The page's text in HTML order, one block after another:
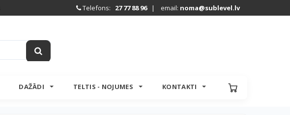
Telefons: 27 77 88 96| email: noma@sublevel.lv
DAŽĀDI TELTIS - NOJUMES KONTAKTI